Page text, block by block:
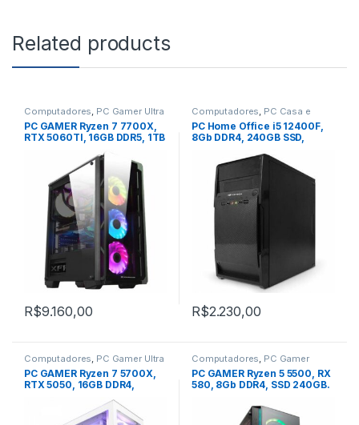
Related products
Computadores, PC Gamer Ultra
PC GAMER Ryzen 7 7700X,
RTX 5060TI, 16GB DDR5, 1TB
R$9.160,00
Computadores, PC Casa e
Trabalho
PC Home Office i5 12400F,
8Gb DDR4, 240GB SSD,
R$2.230,00
Computadores PC Gamer Ultra
PC GAMER Ryzen 7 5700X,
RTX 5050, 16GB DDR4,
Computadores PC Gamer
Padrão
PC GAMER Ryzen 5 5500, RX
580, 8Gb DDR4, SSD 240GB.